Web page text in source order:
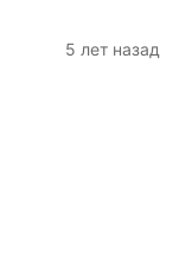
5 лет назад